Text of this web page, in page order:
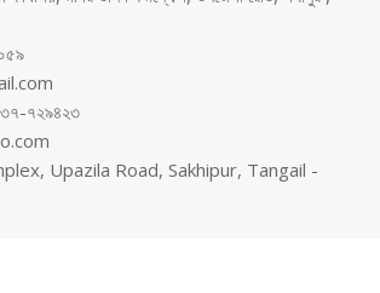
৭২৯৪২৩
Upazila Road, Sakhipur, Tangail -